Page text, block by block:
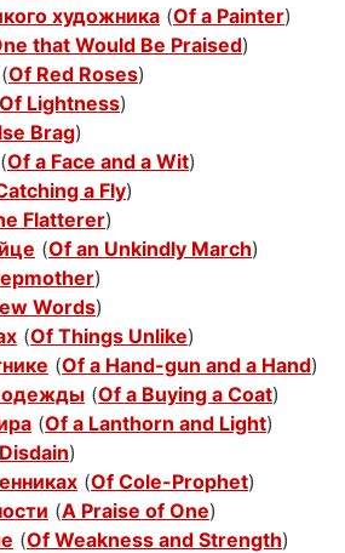
художника (Of a Painter)
that Would Be Praised)
(Of Red Roses)
Of Lightness)
Brag)
(Of a Face and a Wit)
a Fly)
Flatterer)
(Of an Unkindly March)
)
Words)
(Of Things Unlike)
(Of a Hand-gun and a Hand)
одежды (Of a Buying a Coat)
(Of a Lanthorn and Light)
)
(Of Cole-Prophet)
(A Praise of One)
(Of Weakness and Strength)